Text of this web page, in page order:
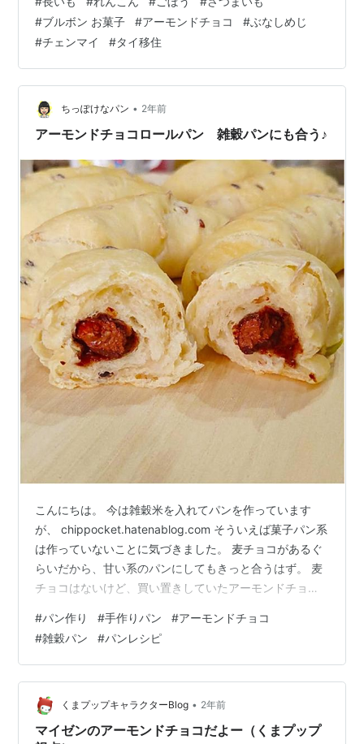
からです。 ですが、それらでは足りないと感じる野菜や
フルーツなどは別で買うのでスーパーに週１～２回行き
ます。 私がいつも行くスーパーは、MAYA（メーヤー）
の地下にあるリンピンスーパー（Rimping
Supermarket）です。 リンピンスーパー リムピンスーパ
ーと書く方がより正…
#ブルボン お菓子 #アーモンドチョコ #ぶなしめじ
#チェンマイ #タイ移住
ちっぽけなパン • 2年前
アーモンドチョコロールパン 雑穀パンにも合う♪
こんにちは。 今は雑穀米を入れてパンを作っています
が、 chippocket.hatenablog.com そういえば菓子パン系
は作っていないことに気づきました。 麦チョコがあるぐ
らいだから、甘い系のパンにしてもきっと合うはず。 麦
チョコはないけど、買い置きしていたアーモンドチョコ
ドチョコロールパンを作ってみました！ パンメモ 成形
できました 食べてみて
#パン作り #手作りパン #アーモンドチョコ
#雑穀パン #パンレシピ
くまプップキャラクターBlog • 2年前
マイゼンのアーモンドチョコだよー（くまプップ